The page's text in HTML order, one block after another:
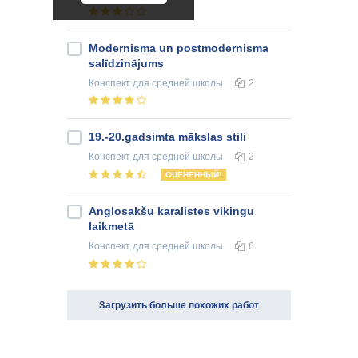
Modernisma un postmodernisma
salīdzinājums
Конспект для средней школы 2
19.-20.gadsimta mākslas stili
Конспект для средней школы 2
ОЦЕНЕННЫЙ!
Anglosakšu karalistes vikingu
laikmetā
Конспект для средней школы 6
Загрузить больше похожих работ